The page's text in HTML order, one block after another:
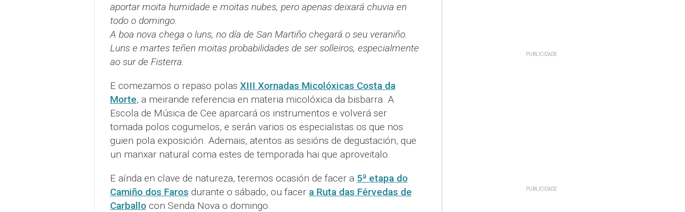
aportar moita humidade e moitas nubes, pero apenas deixará chuvia en
todo o domingo.
A boa nova chega o luns, no día de San Martiño chegará o seu veraniño.
Luns e martes teñen moitas probabilidades de ser solleiros, especialmente
ao sur de Fisterra.
E comezamos o repaso polas XIII Xornadas Micolóxicas Costa da
Morte, a meirande referencia en materia micolóxica da bisbarra. A
Escola de Música de Cee aparcará os instrumentos e volverá ser
tomada polos cogumelos, e serán varios os especialistas os que nos
guien pola exposición. Ademais, atentos as sesións de degustación, que
un manxar natural coma estes de temporada hai que aproveitalo.
E aínda en clave de natureza, teremos ocasión de facer a 5ª etapa do
Camiño dos Faros durante o sábado, ou facer a Ruta das Férvedas de
Carballocon Senda Nova o domingo.